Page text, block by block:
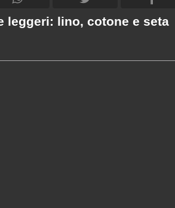
leggeri: lino, cotone e seta